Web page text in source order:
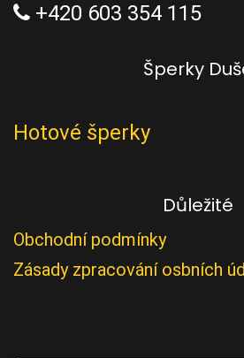
+420 603 354 115
Šperky
Hotové šperky
Důležité
Obchodní podmínky
Zásady zpracování osbních